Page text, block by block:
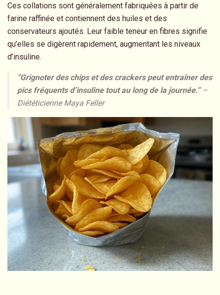
Ces collations sont généralement fabriquées à partir de
farine raffinée et contiennent des huiles et des
conservateurs ajoutés. Leur faible teneur en fibres signifie
qu’elles se digèrent rapidement, augmentant les niveaux
d’insuline.
“Grignoter des chips et des crackers peut entraîner des
pics fréquents d’insuline tout au long de la journée.” –
Diététicienne Maya Feller